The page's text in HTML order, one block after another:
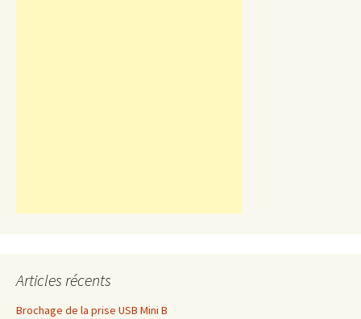
Articles récents
Brochage de la prise USB Mini B